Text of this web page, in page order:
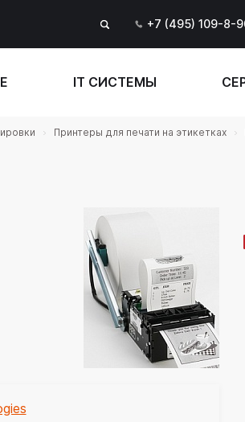
+7 (495) 109-8-
IT СИСТЕМЫ
Принтеры для печати на этикетках